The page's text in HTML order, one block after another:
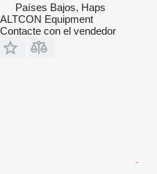
Países Bajos, Haps
ALTCON Equipment
Contacte con el vendedor